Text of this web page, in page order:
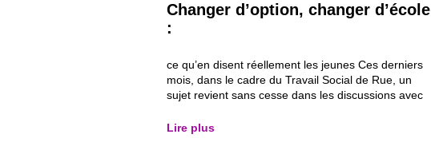
Changer d’option, changer d’école
:
ce qu’en disent réellement les jeunes Ces derniers
mois, dans le cadre du Travail Social de Rue, un
sujet revient sans cesse dans les discussions avec
d’établissement scolaire. Il ne s’agit ni d’un caprice,
Lire plus